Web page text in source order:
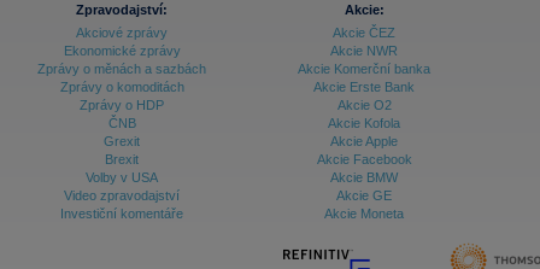
Databanka - Ekonomický růst
Databanka - Indexy
Databanka - Měnové kurzy
Databanka - Veřejné rozpočty
Zpravodajství:
Akciové zprávy
Ekonomické zprávy
Zprávy o měnách a sazbách
Zprávy o komoditách
Zprávy o HDP
ČNB
Grexit
Brexit
Volby v USA
Video zpravodajství
Investiční komentáře
Akcie:
Akcie ČEZ
Akcie NWR
Akcie Komerční banka
Akcie Erste Bank
Akcie O2
Akcie Kofola
Akcie Apple
Akcie Facebook
Akcie BMW
Akcie GE
Akcie Moneta